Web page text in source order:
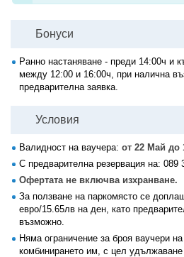
Бонуси
Ранно настаняване - преди 14:00ч и
между 12:00 и 16:00ч, при налична
предварителна заявка.
Условия
Валидност на ваучера: от 22 Май до
С предварителна резервация на: 089
Офертата не включва изхранване.
За ползване на паркомясто се
евро/15.65лв на ден, като
възможно.
Няма ограничение за броя ваучери
комбинирането им, с цел удължаване